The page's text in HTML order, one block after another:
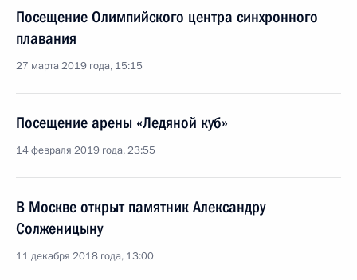
Посещение Олимпийского центра синхронного
плавания
27 марта 2019 года, 15:15
Посещение арены «Ледяной куб»
14 февраля 2019 года, 23:55
В Москве открыт памятник Александру
Солженицыну
11 декабря 2018 года, 13:00